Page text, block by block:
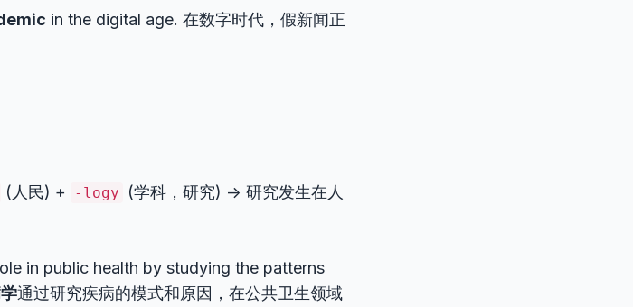
in the digital age. 在数字时代，假新闻正
(人民) + -logy
(学科，研究) -> 研究发生在人
in public health by studying the patterns
通过研究疾病的模式和原因，在公共卫生领域